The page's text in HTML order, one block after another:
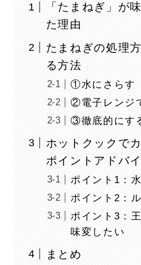
「たまねぎ」が
た理由
たまねぎの処理
る方法
①水にさらす
②電子レンジ
③徹底的にす
ホットクックで
ポイントアドバ
ポイント1：
ポイント2：
ポイント3：
味変したい
まとめ